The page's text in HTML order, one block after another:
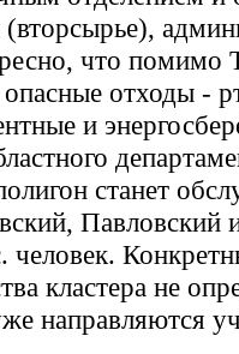
что помимо
отходы -
и
станет
Павловский
человек.
кластера не
направляются